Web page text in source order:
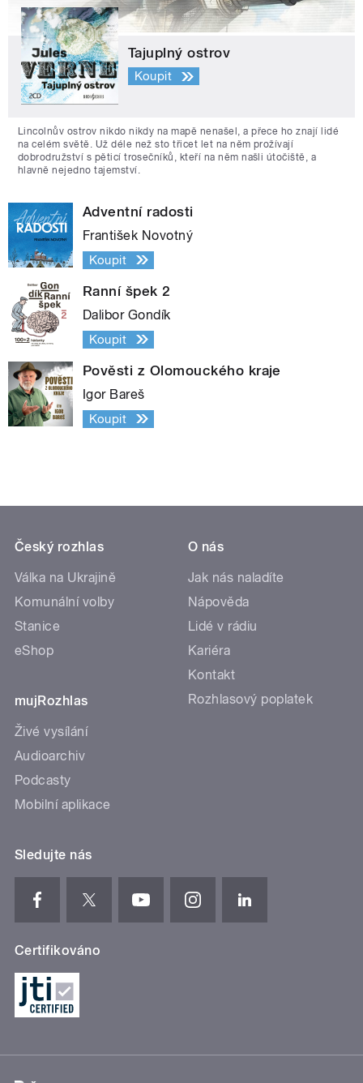
Tajuplný ostrov
Koupit
Lincolnův ostrov nikdo nikdy na mapě nenašel, a přece ho znají lidé
na celém světě. Už déle než sto třicet let na něm prožívají
dobrodružství s pěticí trosečníků, kteří na něm našli útočiště, a
hlavně nejedno tajemství.
Adventní radosti
František Novotný
Koupit
Ranní špek 2
Dalibor Gondík
Koupit
Pověsti z Olomouckého kraje
Igor Bareš
Koupit
Český rozhlas
Válka na Ukrajině
Komunální volby
Stanice
eShop
mujRozhlas
Živé vysílání
Audioarchiv
Podcasty
Mobilní aplikace
O nás
Jak nás naladíte
Nápověda
Lidé v rádiu
Kariéra
Kontakt
Rozhlasový poplatek
Sledujte nás
Certifikováno